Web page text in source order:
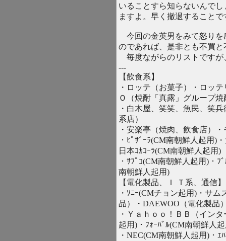
いることすら知らないんで
ますよ。早く撤退すること
今回の金英男をみて怒りを
のであれば、是非とも不買
毎度ながらのリストですが
---
【飲食系】
・ロッテ（お菓子）・ロッ
Ｏ（焼酎「真露」グループ
・白木屋、笑笑、魚民、笑
系店）
・安楽亭（焼肉、飲食店）
・ﾋﾟｻﾞｰﾗ(CM南朝鮮人起用)
日本ｺｶｺｰﾗ(CM南朝鮮人起用)
・ｻﾌﾟｺ(CM南朝鮮人起用)・
南朝鮮人起用)
【電化製品、Ｉ Ｔ系、通信】
・ｿﾆｰ(CMチョン起用)・サ
品）・DAEWOO（電化製品
・Ｙａｈｏｏ！ＢＢ（イン
起用)・ﾌｫｰﾊﾞﾙ(CM南朝鮮人
・NEC(CM南朝鮮人起用)・